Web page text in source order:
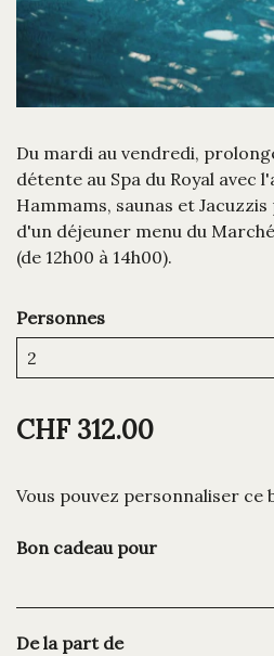
Du mardi au vendredi,
détente au Spa du Royal avec
Hammams, saunas et
d'un déjeuner menu du
(de 12h00 à 14h00).
Personnes
CHF 312.00
Vous pouvez personnaliser ce
Bon cadeau pour
De la part de